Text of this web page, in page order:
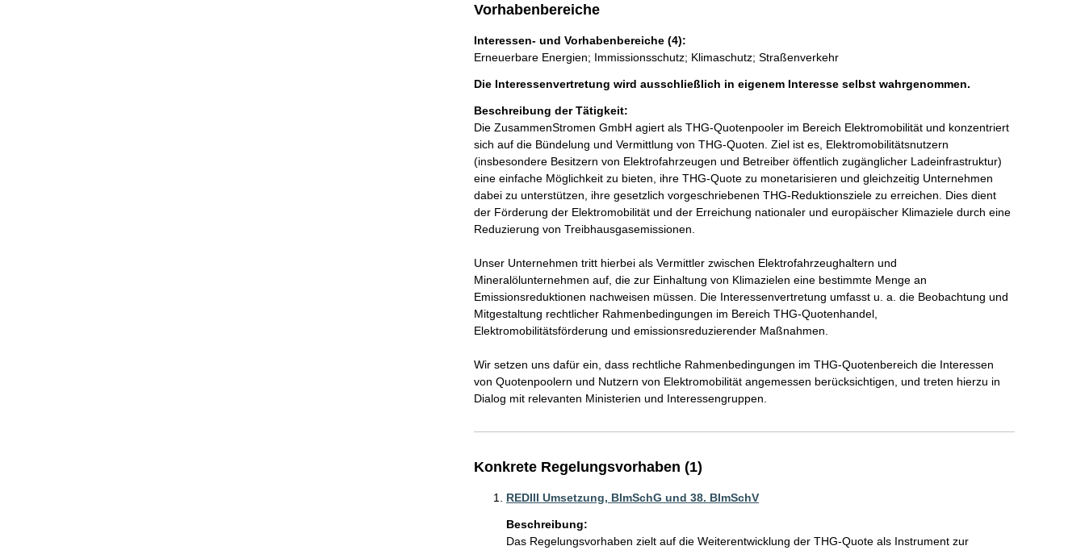
Vorhabenbereiche
Interessen- und Vorhabenbereiche (4):
Erneuerbare Energien; Immissionsschutz; Klimaschutz; Straßenverkehr
Die Interessenvertretung wird ausschließlich in eigenem Interesse selbst wahrgenommen.
Beschreibung der Tätigkeit:
Die ZusammenStromen GmbH agiert als THG-Quotenpooler im Bereich Elektromobilität und konzentriert
sich auf die Bündelung und Vermittlung von THG-Quoten. Ziel ist es, Elektromobilitätsnutzern
(insbesondere Besitzern von Elektrofahrzeugen und Betreiber öffentlich zugänglicher Ladeinfrastruktur)
eine einfache Möglichkeit zu bieten, ihre THG-Quote zu monetarisieren und gleichzeitig Unternehmen
dabei zu unterstützen, ihre gesetzlich vorgeschriebenen THG-Reduktionsziele zu erreichen. Dies dient
der Förderung der Elektromobilität und der Erreichung nationaler und europäischer Klimaziele durch eine
Reduzierung von Treibhausgasemissionen.
Unser Unternehmen tritt hierbei als Vermittler zwischen Elektrofahrzeughaltern und
Mineralölunternehmen auf, die zur Einhaltung von Klimazielen eine bestimmte Menge an
Emissionsreduktionen nachweisen müssen. Die Interessenvertretung umfasst u. a. die Beobachtung und
Mitgestaltung rechtlicher Rahmenbedingungen im Bereich THG-Quotenhandel,
Elektromobilitätsförderung und emissionsreduzierender Maßnahmen.
Wir setzen uns dafür ein, dass rechtliche Rahmenbedingungen im THG-Quotenbereich die Interessen
von Quotenpoolern und Nutzern von Elektromobilität angemessen berücksichtigen, und treten hierzu in
Dialog mit relevanten Ministerien und Interessengruppen.
Konkrete Regelungsvorhaben (1)
REDIII Umsetzung, BImSchG und 38. BImSchV
Beschreibung:
Das Regelungsvorhaben zielt auf die Weiterentwicklung der THG-Quote als Instrument zur